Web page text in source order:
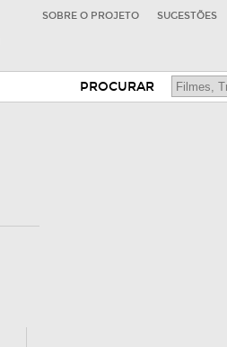
SOBRE O PROJETO SUGESTÕES
PROCURAR